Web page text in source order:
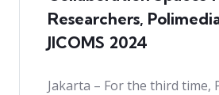
Researchers,
JICOMS 2024
Jakarta – For the third time,